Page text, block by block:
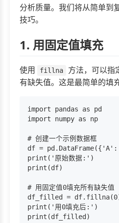
分析质量。我们将从简单到
技巧。
1. 用固定值填充
使用 fillna
方法，可以指
有缺失值。这是最简单的填
import pandas as pd
import numpy as np
# 创建一个示例数据框
df =
print('原始数据:')
print(df)
# 用固定值0填充所有缺失值
df_filled =
print('用0填充后:')